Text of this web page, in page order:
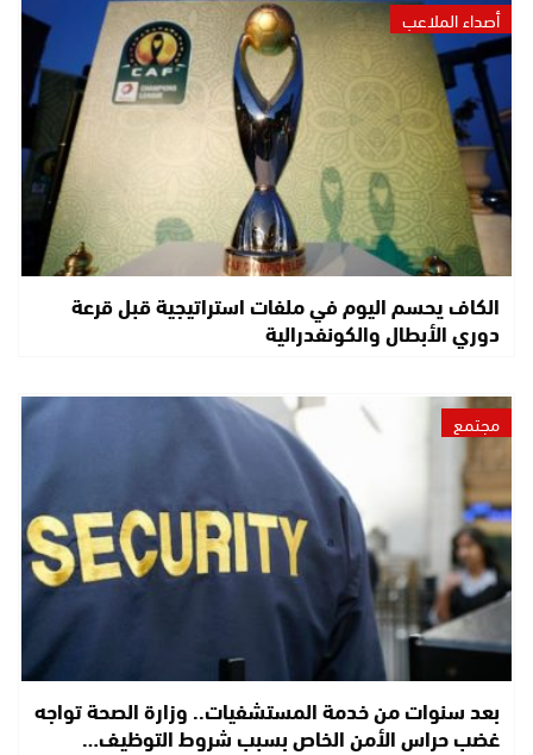
أصداء الملاعب
الكاف يحسم اليوم في ملفات استراتيجية قبل قرعة
دوري الأبطال والكونفدرالية
مجتمع
بعد سنوات من خدمة المستشفيات.. وزارة الصحة تواجه
غضب حراس الأمن الخاص بسبب شروط التوظيف…